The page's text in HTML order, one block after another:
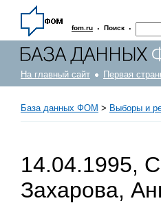
fom.ru · Поиск ·
На главный сайт Первая
База данных ФОМ > Выборы и
14.04.1995,
Захарова,